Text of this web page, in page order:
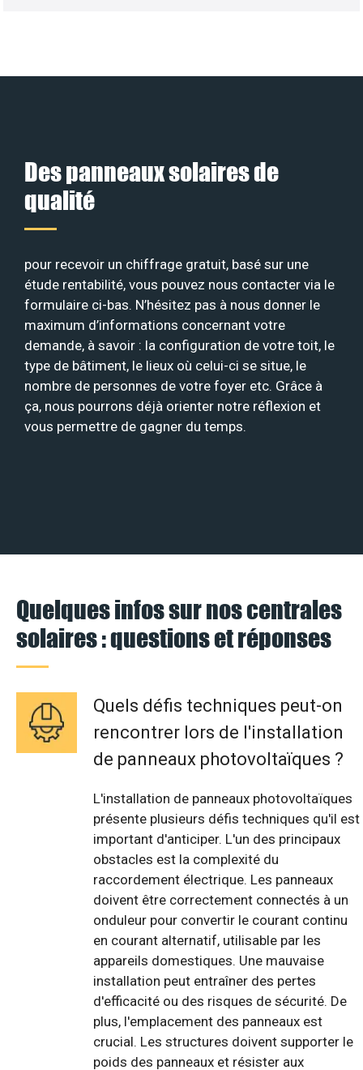
Des panneaux solaires de
qualité
pour recevoir un chiffrage gratuit, basé sur une
étude rentabilité, vous pouvez nous contacter via le
formulaire ci-bas. N’hésitez pas à nous donner le
maximum d’informations concernant votre
demande, à savoir : la configuration de votre toit, le
type de bâtiment, le lieux où celui-ci se situe, le
nombre de personnes de votre foyer etc. Grâce à
ça, nous pourrons déjà orienter notre réflexion et
vous permettre de gagner du temps.
Quelques infos sur nos centrales
solaires : questions et réponses
Quels défis techniques peut-on
rencontrer lors de l'installation
de panneaux photovoltaïques ?
L'installation de panneaux photovoltaïques
présente plusieurs défis techniques qu'il est
important d'anticiper. L'un des principaux
obstacles est la complexité du
raccordement électrique. Les panneaux
doivent être correctement connectés à un
onduleur pour convertir le courant continu
en courant alternatif, utilisable par les
appareils domestiques. Une mauvaise
installation peut entraîner des pertes
d'efficacité ou des risques de sécurité. De
plus, l'emplacement des panneaux est
crucial. Les structures doivent supporter le
poids des panneaux et résister aux